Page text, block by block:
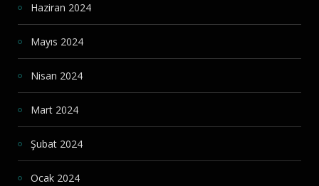
Haziran 2024
Mayıs 2024
Nisan 2024
Mart 2024
Şubat 2024
Ocak 2024